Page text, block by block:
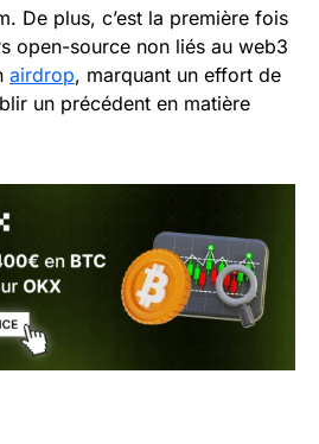
De plus, c’est la première fois
open-source non liés au web3
airdrop, marquant un effort de
un précédent en matière